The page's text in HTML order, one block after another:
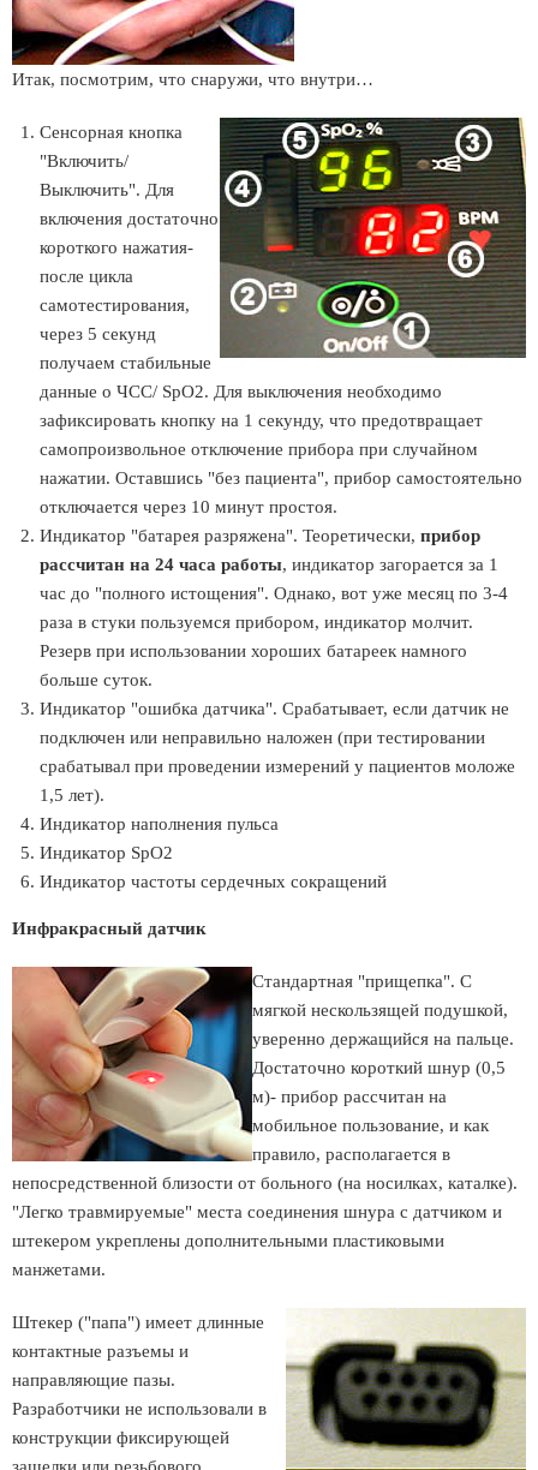
Итак, посмотрим, что снаружи, что внутри…
Сенсорная кнопка
"Включить/
Выключить". Для
включения достаточно
короткого нажатия-
после цикла
самотестирования,
через 5 секунд
получаем стабильные
данные о ЧСС/ SpO2. Для выключения необходимо
зафиксировать кнопку на 1 секунду, что предотвращает
самопроизвольное отключение прибора при случайном
нажатии. Оставшись "без пациента", прибор самостоятельно
отключается через 10 минут простоя.
Индикатор "батарея разряжена". Теоретически, прибор
рассчитан на 24 часа работы, индикатор загорается за 1
час до "полного истощения". Однако, вот уже месяц по 3-4
раза в стуки пользуемся прибором, индикатор молчит.
Резерв при использовании хороших батареек намного
больше суток.
Индикатор "ошибка датчика". Срабатывает, если датчик не
подключен или неправильно наложен (при тестировании
срабатывал при проведении измерений у пациентов моложе
1,5 лет).
Индикатор наполнения пульса
Индикатор SpO2
Индикатор частоты сердечных сокращений
Инфракрасный датчик
Стандартная "прищепка". С
мягкой нескользящей подушкой,
уверенно держащийся на пальце.
Достаточно короткий шнур (0,5
м)- прибор рассчитан на
мобильное пользование, и как
правило, располагается в
непосредственной близости от больного (на носилках, каталке).
"Легко травмируемые" места соединения шнура с датчиком и
штекером укреплены дополнительными пластиковыми
манжетами.
Штекер ("папа") имеет длинные
контактные разъемы и
направляющие пазы.
Разработчики не использовали в
конструкции фиксирующей